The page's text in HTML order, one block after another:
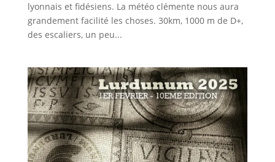
lyonnais et fidésiens. La météo clémente nous aura
grandement facilité les choses. 30km, 1000 m de D+,
des escaliers, un peu...